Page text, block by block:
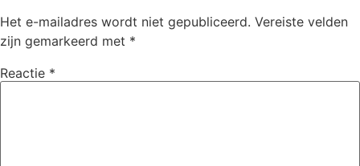
Het e-mailadres wordt niet gepubliceerd. Vereiste velden
zijn gemarkeerd met *
Reactie *